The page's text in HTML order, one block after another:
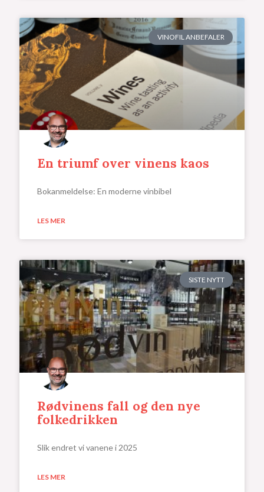
VINOFIL ANBEFALER
En triumf over vinens kaos
Bokanmeldelse: En moderne vinbibel
LES MER
SISTE NYTT
Rødvinens fall og den nye
folkedrikken
Slik endret vi vanene i 2025
LES MER